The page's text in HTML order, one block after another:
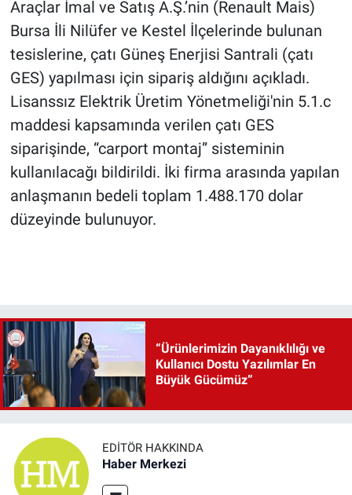
Araçlar İmal ve Satış A.Ş.’nin (Renault Mais)
Bursa İli Nilüfer ve Kestel İlçelerinde bulunan
tesislerine, çatı Güneş Enerjisi Santrali (çatı
GES) yapılması için sipariş aldığını açıkladı.
Lisanssız Elektrik Üretim Yönetmeliği'nin 5.1.c
maddesi kapsamında verilen çatı GES
siparişinde, “carport montaj” sisteminin
kullanılacağı bildirildi. İki firma arasında yapılan
anlaşmanın bedeli toplam 1.488.170 dolar
düzeyinde bulunuyor.
“Ürünlerimizin Dayanıklılığı ve
Kullanıcı Dostu Yazılımlar En
Büyük Gücümüz”
EDITÖR HAKKINDA
Haber Merkezi